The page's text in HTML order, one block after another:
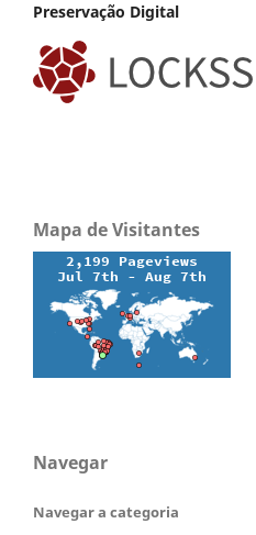
Preservação Digital
Mapa de Visitantes
Navegar
Navegar a categoria